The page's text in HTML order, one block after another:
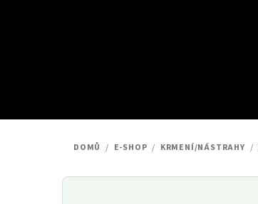
DOMŮ / E-SHOP / KRMENÍ/NÁSTRAHY /
P